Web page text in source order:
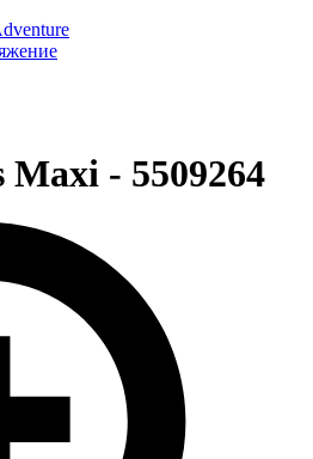
Maxi - 5509264